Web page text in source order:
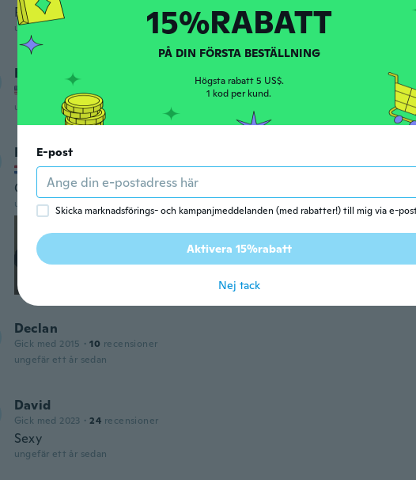
Pretty
ungefär 9 månader sedan
BlueKurikara
Gick med 2022
uppladdningar
ungefär ett år sedan
Rob
Gick med 2021 · 79 recensioner · 98 uppladdningar
Goede kwaliteit en maat
ungefär ett år sedan
Declan
Gick med 2015 · 10 recensioner
ungefär ett år sedan
David
Gick med 2023 · 24 recensioner
Sexy
ungefär ett år sedan
15%RABATT
PÅ DIN FÖRSTA BESTÄLLNING
Högsta rabatt 5 US$.
1 kod per kund.
E-post
Skicka marknadsförings- och kampanjmeddelanden (med rabatter!) till mig via e-
Aktivera 15%rabatt
Nej tack